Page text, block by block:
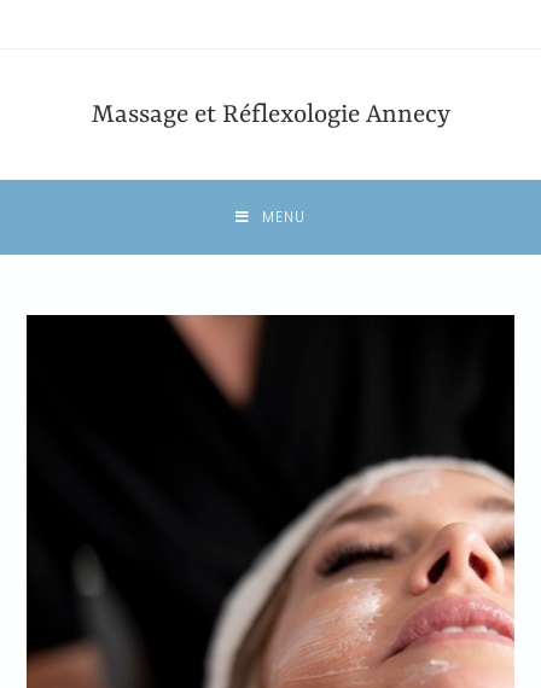
Massage et Réflexologie Annecy
MENU